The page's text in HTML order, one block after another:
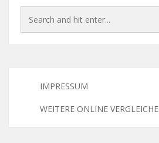
IMPRESSUM
WEITERE ONLINE VERGLEICHE